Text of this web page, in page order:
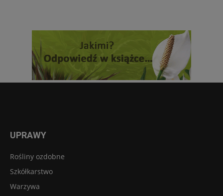
UPRAWY
Rośliny ozdobne
Szkółkarstwo
Warzywa